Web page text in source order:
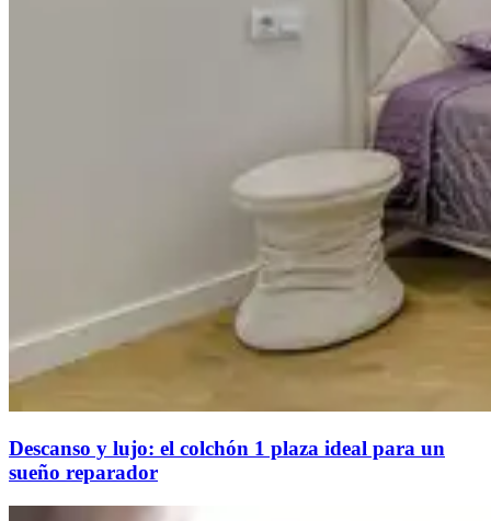
Descanso y lujo: el colchón 1 plaza ideal para un
sueño reparador